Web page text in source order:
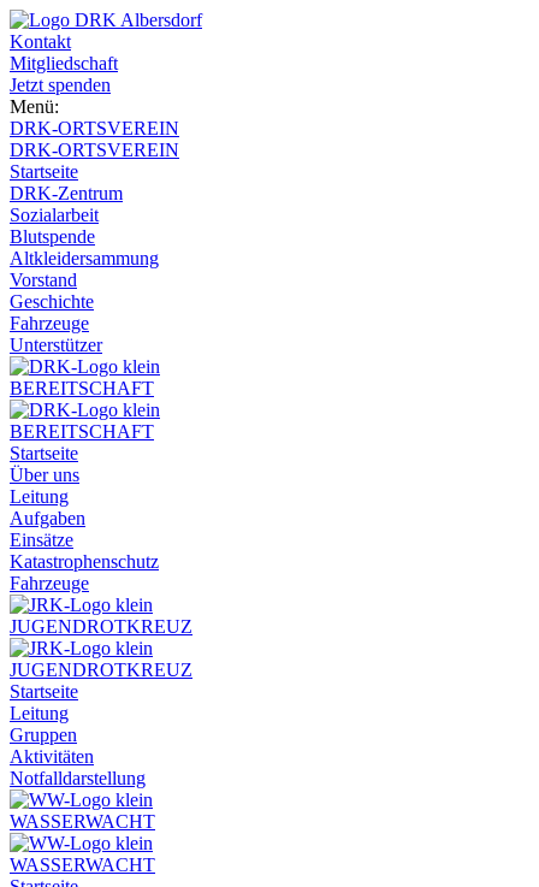
Kontakt
Mitgliedschaft
Jetzt spenden
Menü:
DRK-ORTSVEREIN
DRK-ORTSVEREIN
Startseite
DRK-Zentrum
Sozialarbeit
Blutspende
Altkleidersammung
Vorstand
Geschichte
Fahrzeuge
Unterstützer
BEREITSCHAFT
BEREITSCHAFT
Startseite
Über uns
Leitung
Aufgaben
Einsätze
Katastrophenschutz
Fahrzeuge
JUGENDROTKREUZ
JUGENDROTKREUZ
Startseite
Leitung
Gruppen
Aktivitäten
Notfalldarstellung
WASSERWACHT
WASSERWACHT